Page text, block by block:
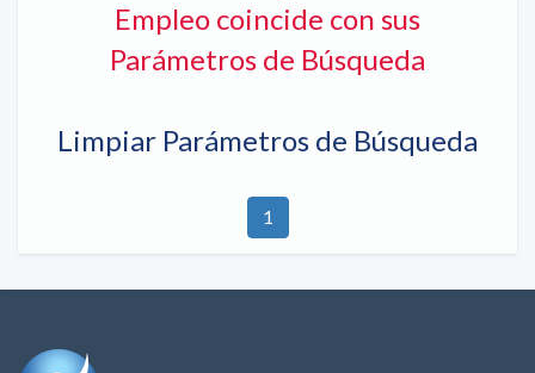
Empleo coincide con sus
Parámetros de Búsqueda
Limpiar Parámetros de Búsqueda
1